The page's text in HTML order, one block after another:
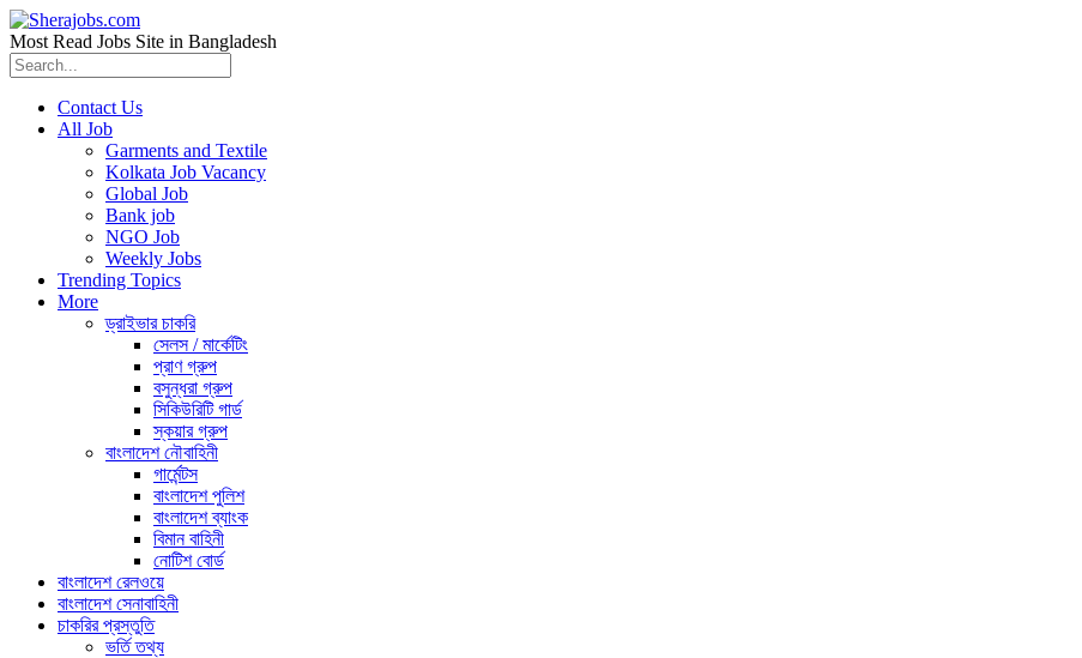
Most Read Jobs Site in Bangladesh
Contact Us
All Job
Garments and Textile
Kolkata Job Vacancy
Global Job
Bank job
NGO Job
Weekly Jobs
Trending Topics
More
ড্রাইভার চাকরি
সেলস / মার্কেটিং
প্রাণ গ্রুপ
বসুন্ধরা গ্রুপ
সিকিউরিটি গার্ড
স্কয়ার গ্রুপ
বাংলাদেশ নৌবাহিনী
গার্মেন্টস
বাংলাদেশ পুলিশ
বাংলাদেশ ব্যাংক
বিমান বাহিনী
নোটিশ বোর্ড
বাংলাদেশ রেলওয়ে
বাংলাদেশ সেনাবাহিনী
চাকরির প্রস্তুতি
ভর্তি তথ্য